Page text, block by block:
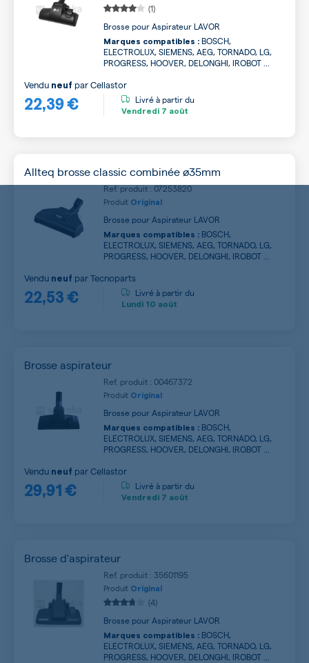
(1)
Brosse pour Aspirateur LAVOR
Marques compatibles : BOSCH,
ELECTROLUX, SIEMENS, AEG, TORNADO, LG,
PROGRESS, HOOVER, DELONGHI, IROBOT ...
22,39 €
Vendu neuf parCellastor
Livré à partir du
Vendredi 7 août
Allteq brosse classic combinée ø35mm
Ref. produit : 07253820
Produit Original
Brosse pour Aspirateur LAVOR
Marques compatibles : BOSCH,
ELECTROLUX, SIEMENS, AEG, TORNADO, LG,
PROGRESS, HOOVER, DELONGHI, IROBOT ...
22,53 €
Vendu neuf parTecnoparts
Livré à partir du
Lundi 10 août
Brosse aspirateur
Ref. produit : 00467372
Produit Original
Brosse pour Aspirateur LAVOR
Marques compatibles : BOSCH,
ELECTROLUX, SIEMENS, AEG, TORNADO, LG,
PROGRESS, HOOVER, DELONGHI, IROBOT ...
29,91 €
Vendu neuf parCellastor
Livré à partir du
Vendredi 7 août
Brosse d'aspirateur
Ref. produit : 35601195
Produit Original
(4)
Brosse pour Aspirateur LAVOR
Marques compatibles : BOSCH,
ELECTROLUX, SIEMENS, AEG, TORNADO, LG,
PROGRESS, HOOVER, DELONGHI, IROBOT ...